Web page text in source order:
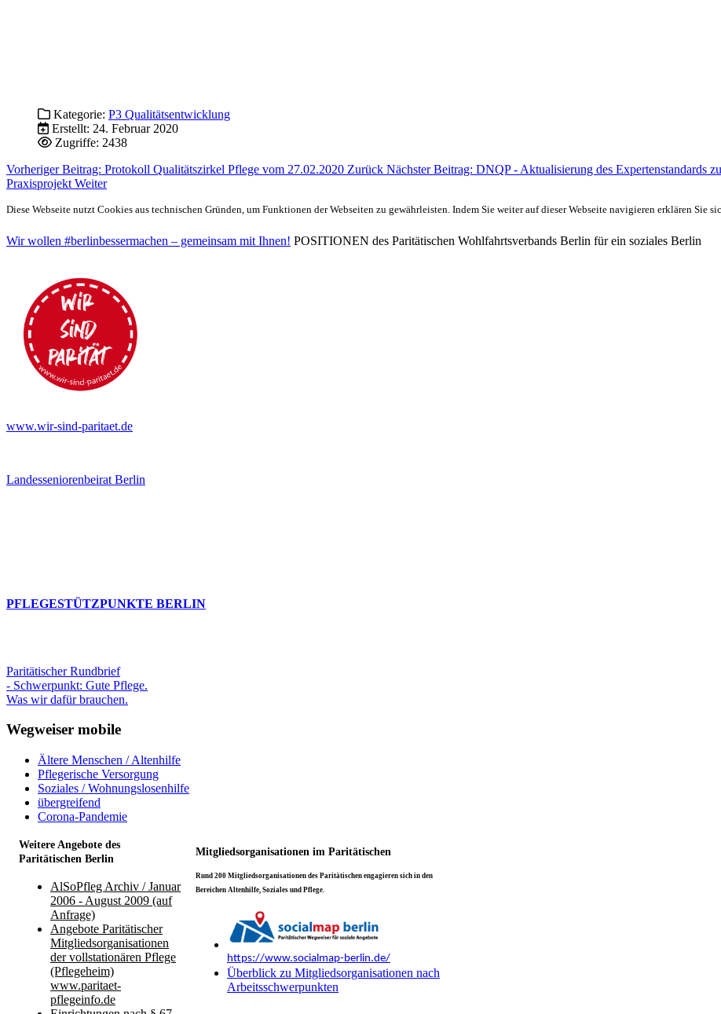
Kategorie: P3 Qualitätsentwicklung
Erstellt: 24. Februar 2020
Zugriffe: 2438
Vorheriger Beitrag: Protokoll Qualitätszirkel Pflege vom 27.02.2020 Zurück Nächster Beitrag: DNQP - Aktualisierung des Expertenstandards
Praxisprojekt Weiter
Diese Webseite nutzt Cookies aus technischen Gründen, um Funktionen der Webseiten zu gewährleisten. Indem Sie weiter auf dieser Webseite navigieren erklären Sie
Wir wollen #berlinbessermachen – gemeinsam mit Ihnen! POSITIONEN des Paritätischen Wohlfahrtsverbands Berlin für ein soziales Berlin
www.wir-sind-paritaet.de
Landesseniorenbeirat Berlin
PFLEGESTÜTZPUNKTE BERLIN
Paritätischer Rundbrief
- Schwerpunkt: Gute Pflege.
Was wir dafür brauchen.
Wegweiser mobile
Ältere Menschen / Altenhilfe
Pflegerische Versorgung
Soziales / Wohnungslosenhilfe
übergreifend
Corona-Pandemie
Weitere Angebote des
Paritätischen Berlin
Mitgliedsorganisationen im Paritätischen
AlSoPfleg Archiv / Januar
2006 - August 2009 (auf
Anfrage)
Angebote Paritätischer
Mitgliedsorganisationen
der vollstationären Pflege
(Pflegeheim)
www.paritaet-
pflegeinfo.de
Rund 200 Mitgliedsorganisationen des Paritätischen engagieren sich in den
Bereichen Altenhilfe, Soziales und Pflege.
https://www.socialmap-berlin.de/
Überblick zu Mitgliedsorganisationen nach
Arbeitsschwerpunkten